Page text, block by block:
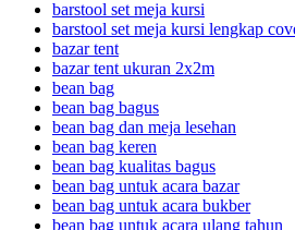
barstool set meja kursi
barstool set meja kursi lengkap
bazar tent
bazar tent ukuran 2x2m
bean bag
bean bag bagus
bean bag dan meja lesehan
bean bag keren
bean bag kualitas bagus
bean bag untuk acara bazar
bean bag untuk acara bukber
bean bag untuk acara ulang tahun